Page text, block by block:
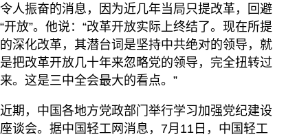
令人振奋的消息，因为近几年当局只提改革，回避
“开放”。他说：“改革开放实际上终结了。现在所提
的深化改革，其潜台词是坚持中共绝对的领导，就
是把改革开放几十年来忽略党的领导，完全扭转过
来。这是三中全会最大的看点。”
近期，中国各地方党政部门举行学习加强党纪建设
座谈会。据中国轻工网消息，7月11日，中国轻工